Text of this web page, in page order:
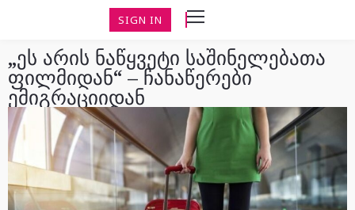
SIGN IN
„ეს არის ნაწყვეტი საშინელებათა
ფილმიდან“ – ჩანაწერები
ემიგრაციიდან